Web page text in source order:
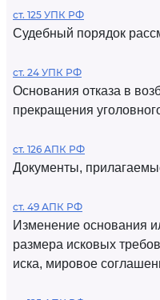
ст. 125 УПК РФ
Судебный порядок
ст. 24 УПК РФ
Основания отказа в
прекращения
ст. 126 АПК РФ
Документы,
ст. 49 АПК РФ
Изменение основания
размера исковых
иска, мировое